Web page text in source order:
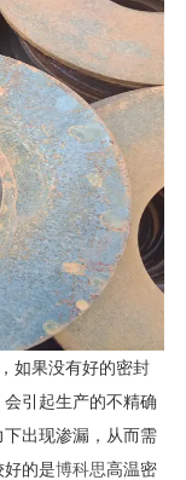
如果没有好的密封
引起生产的不精确
出现渗漏，从而需
的是博科思高温密